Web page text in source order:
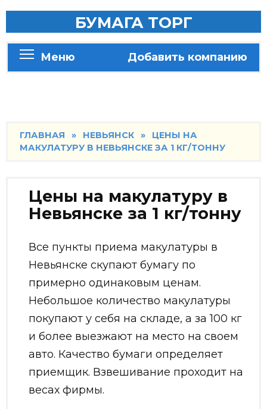
БУМАГА ТОРГ
Меню Добавить компанию
ГЛАВНАЯ » НЕВЬЯНСК »
ЦЕНЫ НА
МАКУЛАТУРУ В НЕВЬЯНСКЕ ЗА 1 КГ/ТОННУ
Цены на макулатуру в
Невьянске за 1 кг/тонну
Все пункты приема макулатуры в
Невьянске скупают бумагу по
примерно одинаковым ценам.
Небольшое количество макулатуры
покупают у себя на складе, а за 100 кг
и более выезжают на место на своем
авто. Качество бумаги определяет
приемщик. Взвешивание проходит на
весах фирмы.